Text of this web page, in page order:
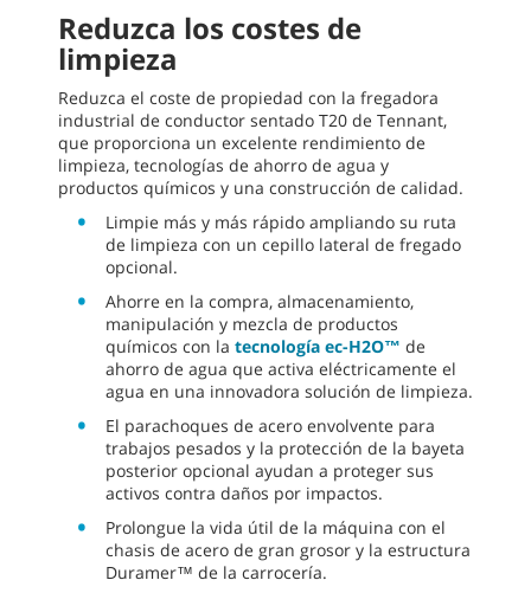
Reduzca los costes de
limpieza
Reduzca el coste de propiedad con la fregadora
industrial de conductor sentado T20 de Tennant,
que proporciona un excelente rendimiento de
limpieza, tecnologías de ahorro de agua y
productos químicos y una construcción de calidad.
Limpie más y más rápido ampliando su ruta
de limpieza con un cepillo lateral de fregado
opcional.
Ahorre en la compra, almacenamiento,
manipulación y mezcla de productos
químicos con la tecnología ec-H2O™ de
ahorro de agua que activa eléctricamente el
agua en una innovadora solución de limpieza.
El parachoques de acero envolvente para
trabajos pesados y la protección de la bayeta
posterior opcional ayudan a proteger sus
activos contra daños por impactos.
Prolongue la vida útil de la máquina con el
chasis de acero de gran grosor y la estructura
Duramer™ de la carrocería.